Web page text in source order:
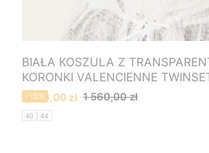
BIAŁA KOSZULA Z
KORONKI VALENCIENNE
Cena promocyjna
1 400,00 zł 1 560,00 zł
-10%
40 44